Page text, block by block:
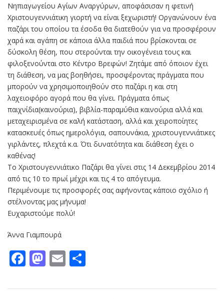
Νηπιαγωγείου Αγίων Αναργύρων, αποφάσισαν η φετινή
Χριστουγεννιάτικη γιορτή να είναι ξεχωριστή! Οργανώνουν ένα
παζάρι του οποίου τα έσοδα θα διατεθούν για να προσφέρουν
χαρά και αγάπη σε κάποια άλλα παιδιά που βρίσκονται σε
δύσκολη θέση, που στερούνται την οικογένεια τους και
φιλοξενούνται στο Κέντρο Βρεφών! Ζητάμε από όποιον έχει
τη διάθεση, να μας βοηθήσει, προσφέροντας πράγματα που
μπορούν να χρησιμοποιηθούν στο παζάρι η και στη
λαχειοφόρο αγορά που θα γίνει. Πράγματα όπως
παιχνίδια(καινούρια), βιβλία-παραμύθια καινούρια αλλά και
μεταχειρισμένα σε καλή κατάσταση, αλλά και χειροποίητες
κατασκευές όπως ημερολόγια, σαπουνάκια, χριστουγεννιάτικες
γιρλάντες, πλεχτά κ.α. Ότι δυνατότητα και διάθεση έχει ο
καθένας!
Το Χριστουγεννιάτικο Παζάρι θα γίνει στις 14 Δεκεμβρίου 2014
από τις 10 το πρωί μέχρι και τις 4 το απόγευμα.
Περιμένουμε τις προσφορές σας αφήνοντας κάποιο σχόλιο ή
στέλνοντας μας μήνυμα!
Ευχαριστούμε πολύ!
Άννα Γιαμπουρά
Facebook
Mastodon
Email